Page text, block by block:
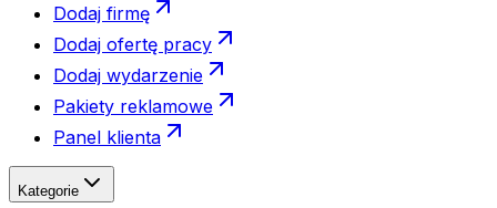
Dodaj firmę
Dodaj ofertę pracy
Dodaj wydarzenie
Pakiety reklamowe
Panel klienta
Kategorie